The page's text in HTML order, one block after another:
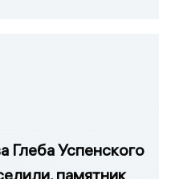
Глеба Успенского
памятник